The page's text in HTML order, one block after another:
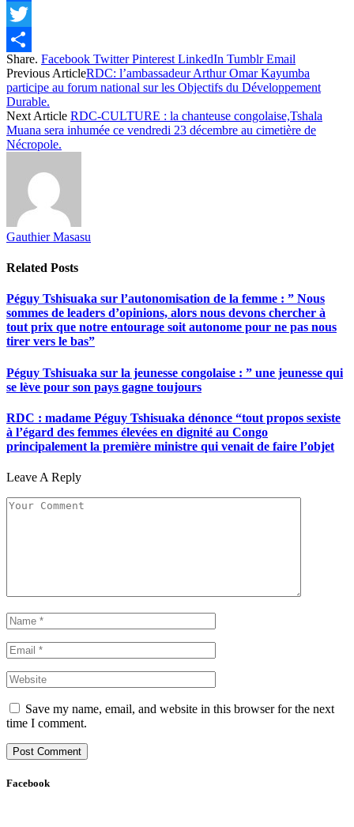
Facebook
Twitter
Share
Share. Facebook Twitter Pinterest LinkedIn Tumblr Email
Previous ArticleRDC: l’ambassadeur Arthur Omar Kayumba
participe au forum national sur les Objectifs du Développement
Durable.
Next Article RDC-CULTURE : la chanteuse congolaise,Tshala
Muana sera inhumée ce vendredi 23 décembre au cimetière de
Nécropole.
Gauthier Masasu
Related Posts
Péguy Tshisuaka sur l’autonomisation de la femme : ” Nous
sommes de leaders d’opinions, alors nous devons chercher à
tout prix que notre entourage soit autonome pour ne pas nous
tirer vers le bas”
Péguy Tshisuaka sur la jeunesse congolaise : ” une jeunesse qui
se lève pour son pays gagne toujours
RDC : madame Péguy Tshisuaka dénonce “tout propos sexiste
à l’égard des femmes élevées en dignité au Congo
principalement la première ministre qui venait de faire l’objet
Leave A Reply
Save my name, email, and website in this browser for the next
time I comment.
Facebook